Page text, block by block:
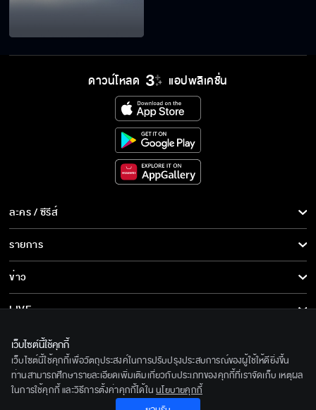
ดาวน์โหลด แอปพลิเคชั่น
ละคร / ซีรีส์
ละคร/ซีรีส์
ซีรีส์นานาชาติ
การ์ตูน & เกม
รายการ
รายการทั้งหมด
ข่าว
ข่าวทั้งหมด
ข่าวประชาสัมพันธ์
LIVE
เกี่ยวกับเรา
BEC World
รู้จักเรา
ติดตามเราได้ที่
เว็บไซต์นี้ใช้คุกกี้
เว็บไซต์นี้ใช้คุกกี้เพื่อวัตถุประสงค์ในการปรับปรุงประสบการณ์ของผู้ใช้ให้ดียิ่งขึ้น
ท่านสามารถศึกษารายละเอียดเพิ่มเติมเกี่ยวกับประเภทของคุกกี้ที่เราจัดเก็บ เหตุผล
ในการใช้คุกกี้ และวิธีการตั้งค่าคุกกี้ได้ใน นโยบายคุกกี้